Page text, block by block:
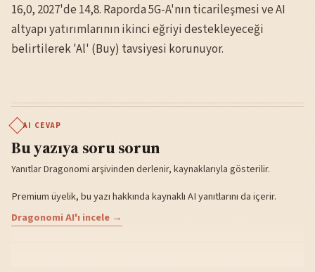
16,0, 2027'de 14,8. Raporda 5G-A'nın ticarileşmesi ve AI
altyapı yatırımlarının ikinci eğriyi destekleyeceği
belirtilerek 'Al' (Buy) tavsiyesi korunuyor.
AI CEVAP
Bu yazıya soru sorun
Yanıtlar Dragonomi arşivinden derlenir, kaynaklarıyla gösterilir.
Premium üyelik, bu yazı hakkında kaynaklı AI yanıtlarını da içerir.
Dragonomi AI'ı incele →